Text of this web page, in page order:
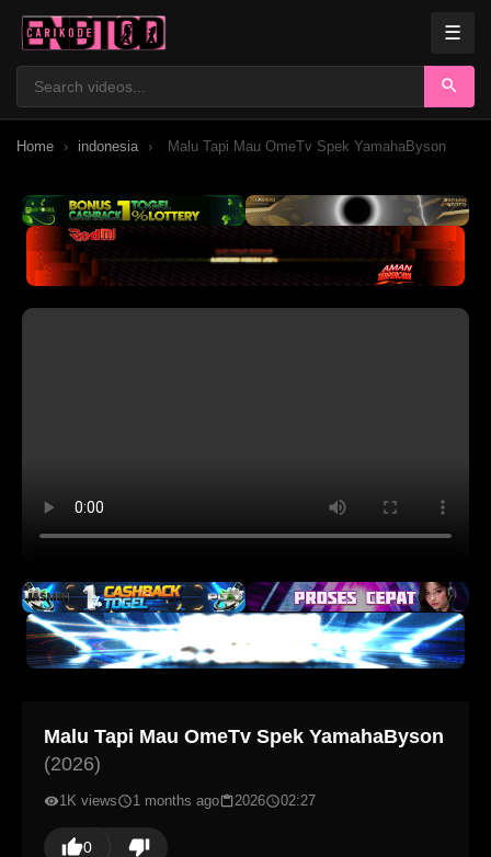
☰
Best Videos
Popular
Trending
Home › indonesia › Malu Tapi Mau OmeTv Spek YamahaByson
Malu Tapi Mau OmeTv Spek YamahaByson
(2026)
1K views 1 months ago 2026 02:27
0